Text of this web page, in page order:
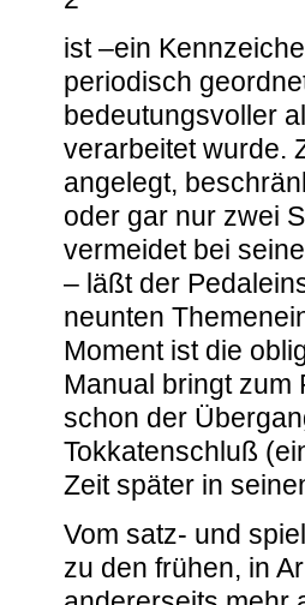
ist –ein
periodisch
bedeutungsvoller
verarbeitet wurde.
angelegt,
oder gar nur zwei
vermeidet bei
– läßt der
neunten
Moment ist die
Manual bringt zum
schon der
Tokkatenschluß
Zeit später in
Vom satz- und
zu den frühen, in